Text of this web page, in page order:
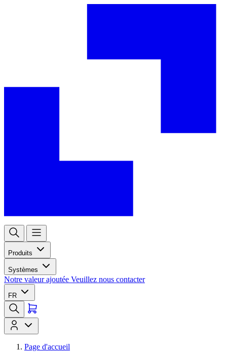
Produits
Systèmes
Notre valeur ajoutée Veuillez nous contacter
FR
Page d'accueil